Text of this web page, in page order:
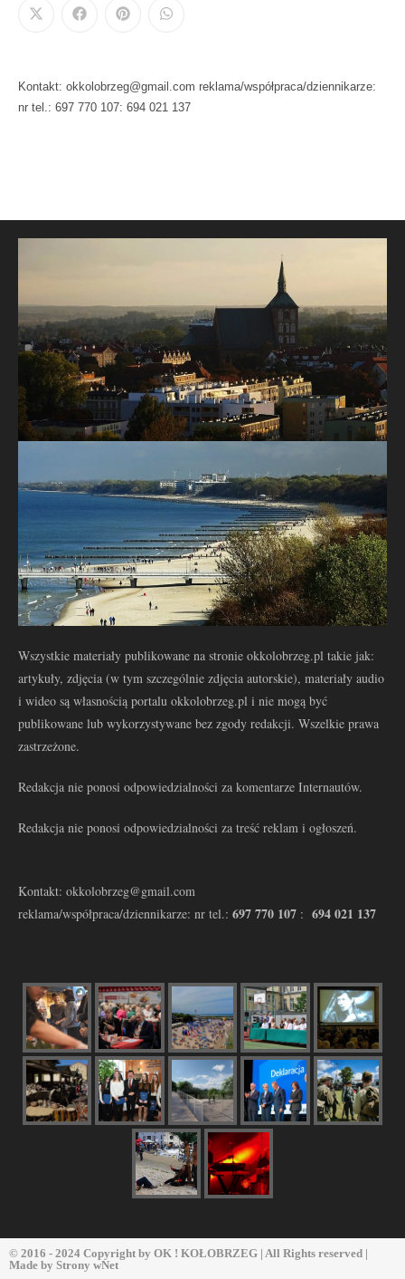
Kontakt: okkolobrzeg@gmail.com reklama/współpraca/dziennikarze:
nr tel.: 697 770 107: 694 021 137
Wszystkie materiały publikowane na stronie okkolobrzeg.pl takie jak:
artykuły, zdjęcia (w tym szczególnie zdjęcia autorskie), materiały audio
i wideo są własnością portalu okkolobrzeg.pl i nie mogą być
publikowane lub wykorzystywane bez zgody redakcji. Wszelkie prawa
zastrzeżone.
Redakcja nie ponosi odpowiedzialności za komentarze Internautów.
Redakcja nie ponosi odpowiedzialności za treść reklam i ogłoszeń.
Kontakt: okkolobrzeg@gmail.com
reklama/współpraca/dziennikarze: nr tel.: 697 770 107 : 694 021 137
© 2016 - 2024 Copyright by OK ! KOŁOBRZEG | All Rights reserved |
Made by Strony wNet